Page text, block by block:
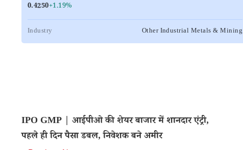
0.4250+1.19%
Industry Other Industrial Metals & Mining
IPO GMP | आईपीओ की शेयर बाजार में शानदार एंट्री,
पहले ही दिन पैसा डबल, निवेशक बने अमीर